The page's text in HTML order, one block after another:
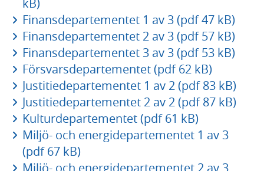
kB)
Finansdepartementet 1 av 3 (pdf 47 kB)
Finansdepartementet 2 av 3 (pdf 57 kB)
Finansdepartementet 3 av 3 (pdf 53 kB)
Försvarsdepartementet (pdf 62 kB)
Justitiedepartementet 1 av 2 (pdf 83 kB)
Justitiedepartementet 2 av 2 (pdf 87 kB)
Kulturdepartementet (pdf 61 kB)
Miljö- och energidepartementet 1 av 3
(pdf 67 kB)